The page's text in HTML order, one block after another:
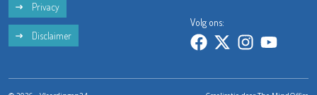
Privacy
Disclaimer
Volg ons: